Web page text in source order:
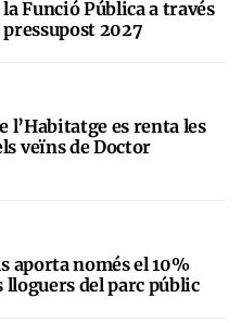
la Funció Pública a través
2027
l’Habitatge es renta les
veïns de Doctor
aporta només el 10%
lloguers del parc públic